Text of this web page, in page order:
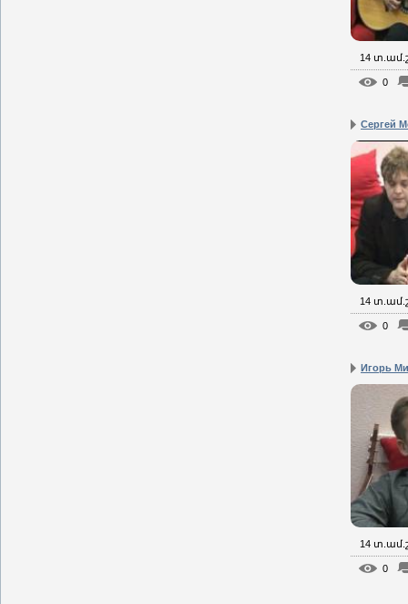
14
0
Сергей
14
0
Игорь
14
0